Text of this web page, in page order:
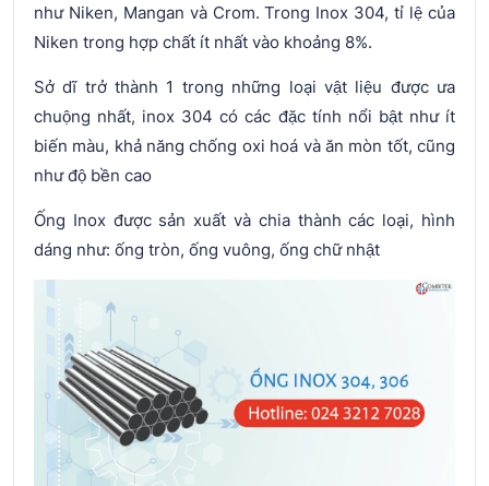
như Niken, Mangan và Crom. Trong Inox 304, tỉ lệ của
Niken trong hợp chất ít nhất vào khoảng 8%.
Sở dĩ trở thành 1 trong những loại vật liệu được ưa
chuộng nhất, inox 304 có các đặc tính nổi bật như ít
biến màu, khả năng chống oxi hoá và ăn mòn tốt, cũng
như độ bền cao
Ống Inox được sản xuất và chia thành các loại, hình
dáng như: ống tròn, ống vuông, ống chữ nhật